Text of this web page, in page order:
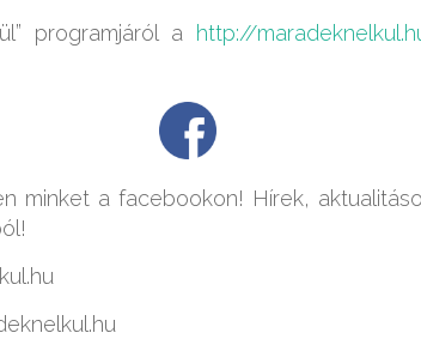
programjáról a http://
minket a facebookon! Hírek,